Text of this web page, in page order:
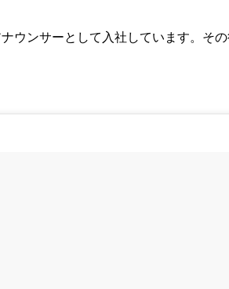
ウンサーとして入社しています。その